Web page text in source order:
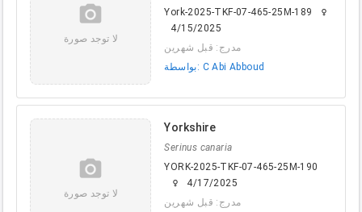
camera_alt
لا توجد صورة
York-2025-TKF-07-465-25M-189
female
4/15/2025
مدرج: قبل شهرين
بواسطة: C Abi Abboud
camera_alt
لا توجد صورة
Yorkshire
Serinus canaria
YORK-2025-TKF-07-465-25M-190
female
4/17/2025
مدرج: قبل شهرين